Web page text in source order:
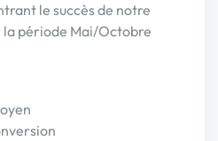
le succès de notre
période Mai/Octobre